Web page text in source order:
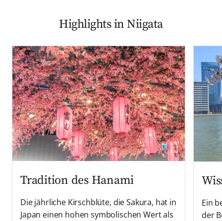
Highlights in Niigata
Tradition des Hanami
Die jährliche Kirschblüte, die Sakura, hat in
Japan einen hohen symbolischen Wert als
Ein
der